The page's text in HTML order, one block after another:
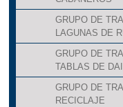
GRUPO DE
LAGUNAS DE
GRUPO DE
TABLAS DE
GRUPO DE
RECICLAJE